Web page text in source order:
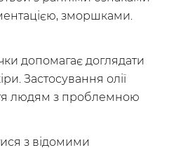
зморшками.
допомагає доглядати
Застосування олії
людям з проблемною
з відомими